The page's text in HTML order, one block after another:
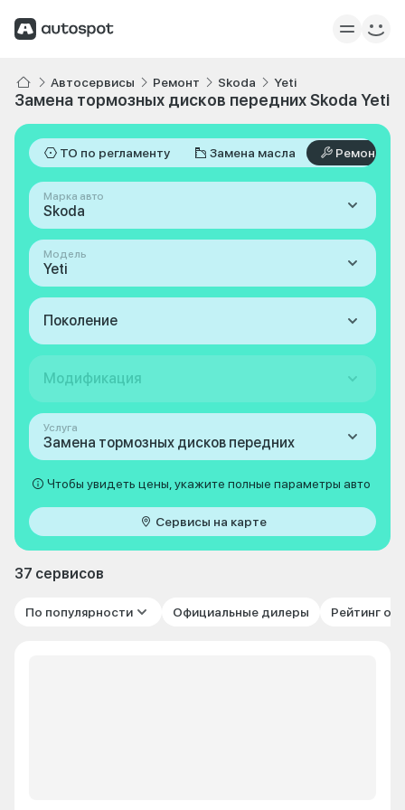
Автосервисы Ремонт Skoda Yeti
Замена тормозных дисков передних Skoda Yeti
ТО по регламенту Замена масла Ремонт
Марка авто
Skoda
Модель
Yeti
Поколение
Модификация
Услуга
Замена тормозных дисков передних
Чтобы увидеть цены, укажите полные параметры авто
Сервисы на карте
37 сервисов
По популярности Официальные дилеры Рейтинг